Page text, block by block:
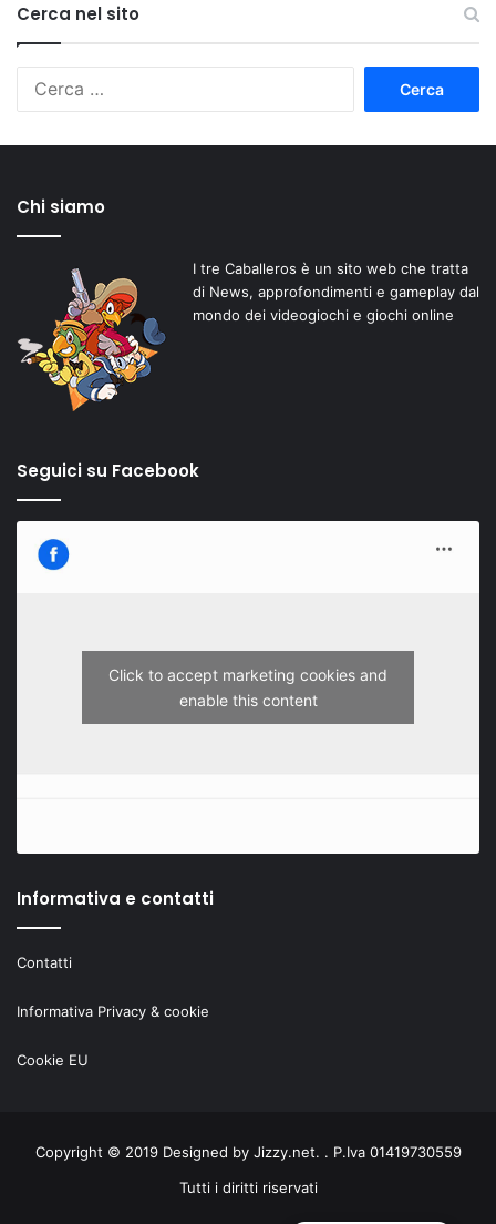
Cerca nel sito
Chi siamo
I tre Caballeros è un sito web che tratta
di News, approfondimenti e gameplay dal
mondo dei videogiochi e giochi online
Seguici su Facebook
Click to accept marketing cookies and
enable this content
Informativa e contatti
Contatti
Informativa Privacy & cookie
Cookie EU
Copyright © 2019 Designed by Jizzy.net. . P.Iva 01419730559
Tutti i diritti riservati